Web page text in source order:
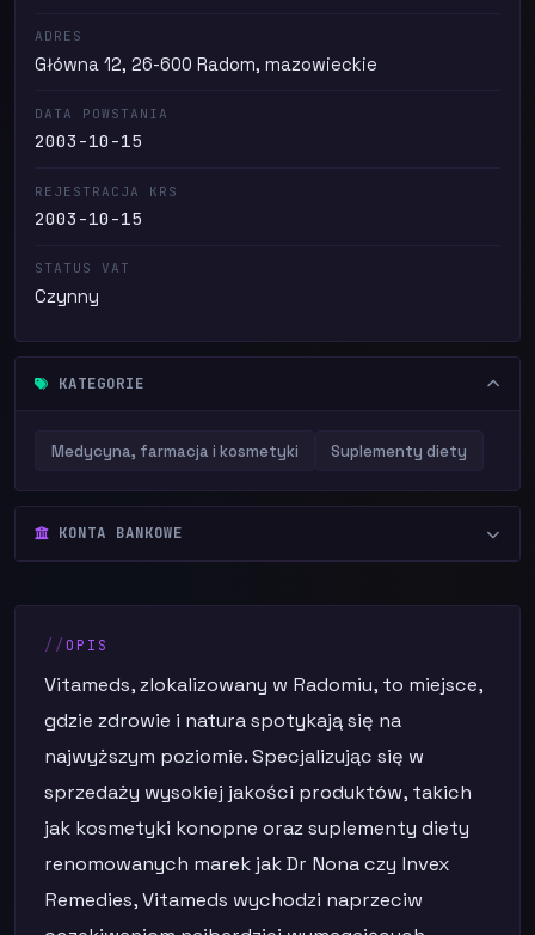
ADRES
Główna 12, 26-600 Radom, mazowieckie
DATA POWSTANIA
2003-10-15
REJESTRACJA KRS
2003-10-15
STATUS VAT
Czynny
KATEGORIE
Medycyna, farmacja i kosmetyki Suplementy diety
KONTA BANKOWE
OPIS
Vitameds, zlokalizowany w Radomiu, to miejsce,
gdzie zdrowie i natura spotykają się na
najwyższym poziomie. Specjalizując się w
sprzedaży wysokiej jakości produktów, takich
jak kosmetyki konopne oraz suplementy diety
renomowanych marek jak Dr Nona czy Invex
Remedies, Vitameds wychodzi naprzeciw